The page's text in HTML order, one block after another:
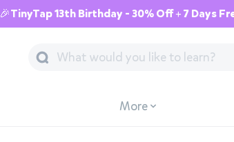
🎉TinyTap 13th Birthday - 30% Off + 7 Days
More